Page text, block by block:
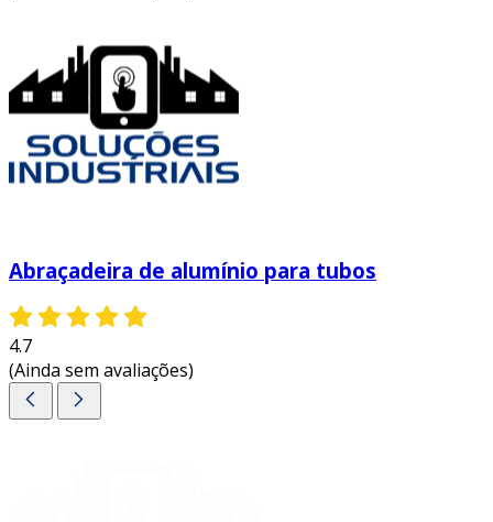
Abraçadeira de alumínio para tubos
4.7
(Ainda sem avaliações)